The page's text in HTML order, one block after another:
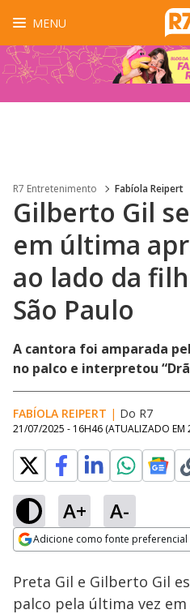
MENU
R7 Entretenimento Fabíola Reipert
Gilberto Gil
em última
ao lado da
São Paulo
A cantora foi amparada
no palco e interpretou
FABÍOLA REIPERT | Do R7
21/07/2025 - 16H46 (ATUALIZADO EM
A+ A-
Adicione como fonte preferencial
Ativar
Loaded:
53.88%
Preta Gil e Gilberto Gil
palco pela última vez em